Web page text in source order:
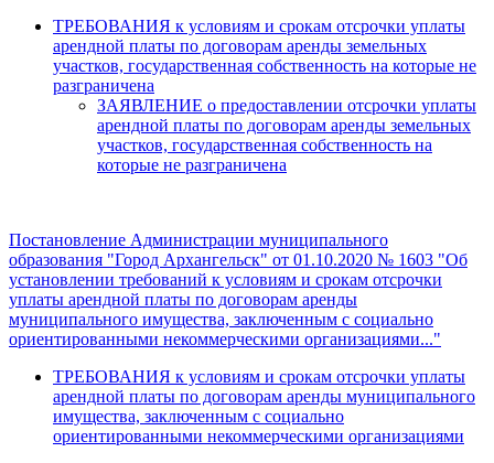
ТРЕБОВАНИЯ к условиям и срокам отсрочки уплаты
арендной платы по договорам аренды земельных
участков, государственная собственность на которые не
разграничена
ЗАЯВЛЕНИЕ о предоставлении отсрочки уплаты
арендной платы по договорам аренды земельных
участков, государственная собственность на
которые не разграничена
Постановление Администрации муниципального
образования "Город Архангельск" от 01.10.2020 № 1603 "Об
установлении требований к условиям и срокам отсрочки
уплаты арендной платы по договорам аренды
муниципального имущества, заключенным с социально
ориентированными некоммерческими организациями..."
ТРЕБОВАНИЯ к условиям и срокам отсрочки уплаты
арендной платы по договорам аренды муниципального
имущества, заключенным с социально
ориентированными некоммерческими организациями